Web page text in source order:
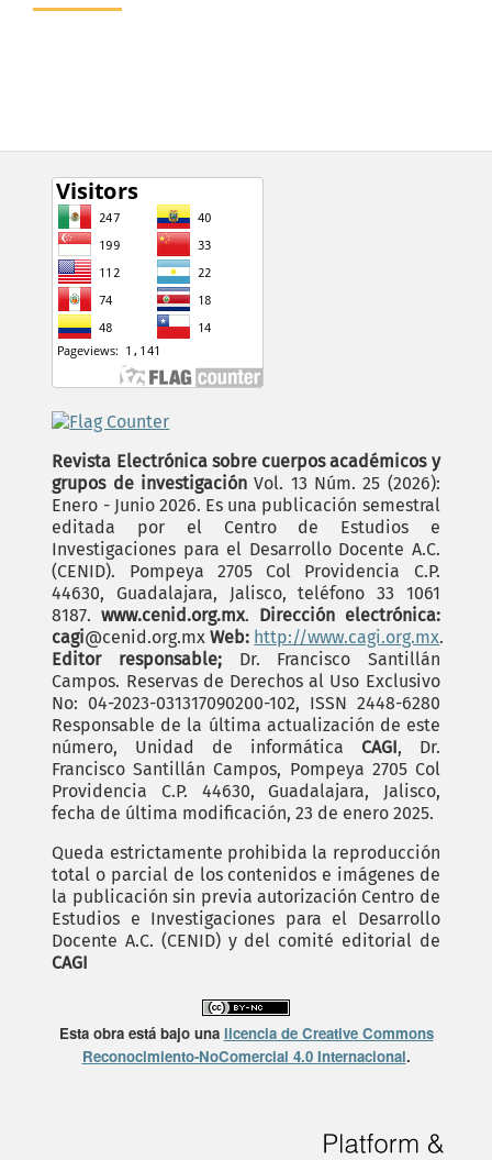
Revista Electrónica sobre cuerpos académicos y
grupos de investigación Vol. 13 Núm. 25 (2026):
Enero - Junio 2026. Es una publicación semestral
editada por el Centro de Estudios e
Investigaciones para el Desarrollo Docente A.C.
(CENID). Pompeya 2705 Col Providencia C.P.
44630, Guadalajara, Jalisco, teléfono 33 1061
8187.www.cenid.org.mx. Dirección electrónica:
cagi@cenid.org.mxWeb: http://www.cagi.org.mx.
Editor responsable;Dr. Francisco Santillán
Campos. Reservas de Derechos al Uso Exclusivo
No: 04-2023-031317090200-102, ISSN 2448-6280
Responsable de la última actualización de este
número, Unidad de informática CAGI, Dr.
Francisco Santillán Campos, Pompeya 2705 Col
Providencia C.P. 44630, Guadalajara, Jalisco,
fecha de última modificación, 23 de enero 2025.
Queda estrictamente prohibida la reproducción
total o parcial de los contenidos e imágenes de
la publicación sin previa autorización Centro de
Estudios e Investigaciones para el Desarrollo
Docente A.C. (CENID) y del comité editorial de
CAGI
Esta obra está bajo una licencia de Creative Commons
Reconocimiento-NoComercial 4.0 Internacional.